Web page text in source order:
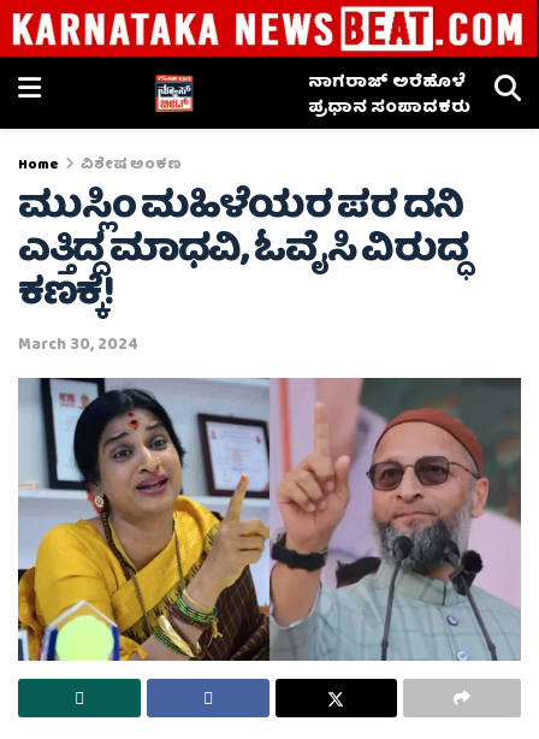
ನಾಗರಾಜ್ ಅರೆಹೊಳೆ
ಪ್ರಧಾನ ಸಂಪಾದಕರು
Home ವಿಶೇಷ ಅಂಕಣ
ಮುಸ್ಲಿಂ ಮಹಿಳೆಯರ ಪರ ದನಿ
ಎತ್ತಿದ್ದ ಮಾಧವಿ, ಓವೈಸಿ ವಿರುದ್ಧ
ಕಣಕ್ಕೆ!
March 30, 2024